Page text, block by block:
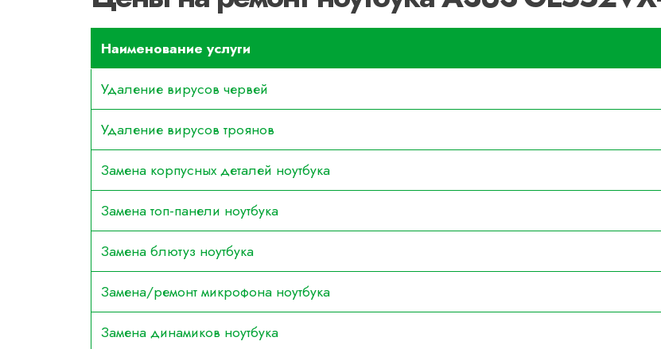
Наименование услуги
Удаление вирусов червей
Удаление вирусов троянов
Замена корпусных деталей ноутбука
Замена топ-панели ноутбука
Замена блютуз ноутбука
Замена/ремонт микрофона ноутбука
Замена динамиков ноутбука